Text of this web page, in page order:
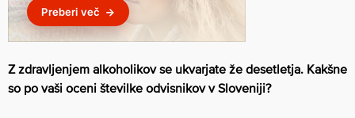
Z zdravljenjem alkoholikov se ukvarjate že desetletja. Kakšne
so po vaši oceni številke odvisnikov v Sloveniji?